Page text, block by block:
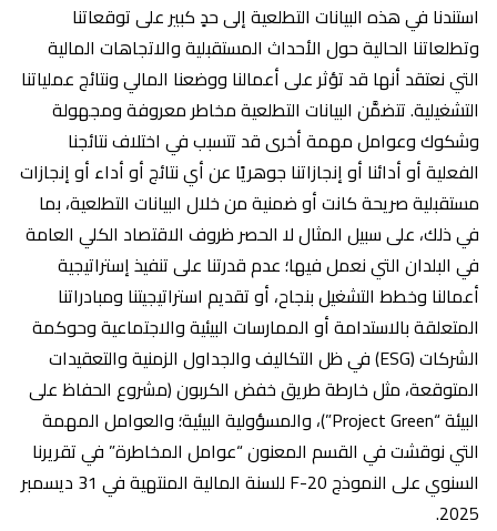
استندنا في هذه البيانات التطلعية إلى حدٍ كبير على توقعاتنا
وتطلعاتنا الحالية حول الأحداث المستقبلية والاتجاهات المالية
التي نعتقد أنها قد تؤثر على أعمالنا ووضعنا المالي ونتائج عملياتنا
التشغيلية. تتضمَّن البيانات التطلعية مخاطر معروفة ومجهولة
وشكوك وعوامل مهمة أخرى قد تتسبب في اختلاف نتائجنا
الفعلية أو أدائنا أو إنجازاتنا جوهريًا عن أي نتائج أو أداء أو إنجازات
مستقبلية صريحة كانت أو ضمنية من خلال البيانات التطلعية، بما
في ذلك، على سبيل المثال لا الحصر ظروف الاقتصاد الكلي العامة
في البلدان التي نعمل فيها؛ عدم قدرتنا على تنفيذ إستراتيجية
أعمالنا وخطط التشغيل بنجاح، أو تقديم استراتيجيتنا ومبادراتنا
المتعلقة بالاستدامة أو الممارسات البيئية والاجتماعية وحوكمة
الشركات (ESG) في ظل التكاليف والجداول الزمنية والتعقيدات
المتوقعة، مثل خارطة طريق خفض الكربون (مشروع الحفاظ على
البيئة “Project Green”)، والمسؤولية البيئية؛ والعوامل المهمة
التي نوقشت في القسم المعنون “عوامل المخاطرة” في تقريرنا
السنوي على النموذج 20-F للسنة المالية المنتهية في 31 ديسمبر
2025.